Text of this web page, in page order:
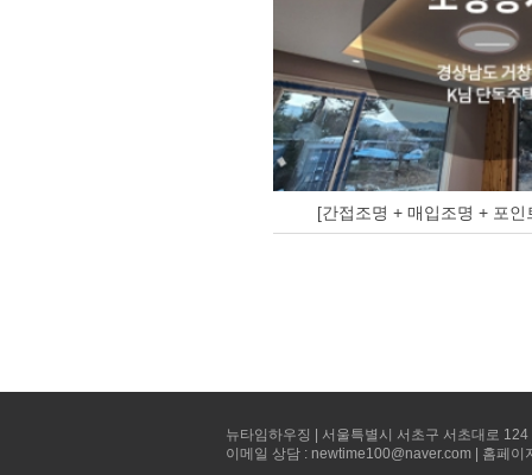
[간접조명 + 매입조명 + 포
뉴타임하우징 | 서울특별시 서초구 서초대로
이메일 상담 : newtime100@naver.com | 홈페